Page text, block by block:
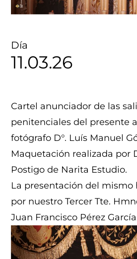
Día
11.03.26
Cartel anunciador de las
penitenciales del presente
fotógrafo D°. Luís Manuel
Maquetación realizada por
Postigo de Narita Estudio.
La presentación del mismo
por nuestro Tercer Tte.
Juan Francisco Pérez